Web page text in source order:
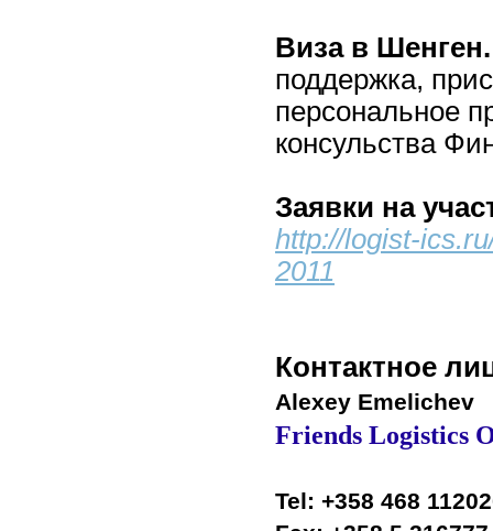
Виза в Шенген.
поддержка,
персональное
консульства
Заявки на
http://logist-
2011
Контактное
Alexey Emelichev
Friends Logistics
Tel: +358 468